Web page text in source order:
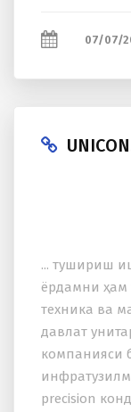
07/07/
... тушириш
ёрдамни ҳам
теxника ва
давлат
компанияси
precision